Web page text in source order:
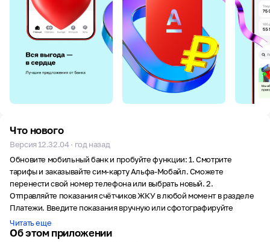
Что нового
Версия 12.32.04 · год назад
Обновите мобильный банк и пробуйте функции: 1. Смотрите
тарифы и заказывайте сим-карту Альфа-Мобайл. Сможете
перенести свой номер телефона или выбрать новый. 2.
Отправляйте показания счётчиков ЖКУ в любой момент в разделе
Платежи. Введите показания вручную или сфотографируйте
счётчик — наше приложение распознает цифры. 3. Открывайте
доступ к подписке Альфа-Смарт двум вашим близким. Выберите
Читать еще
Об этом приложении